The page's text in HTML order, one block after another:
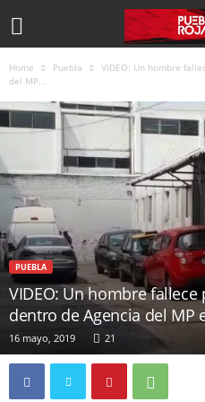
Home Puebla
VIDEO: Un hombre
del MP...
PUEBLA
VIDEO: Un hombre
dentro de Agencia del MP
16 mayo, 2019 21